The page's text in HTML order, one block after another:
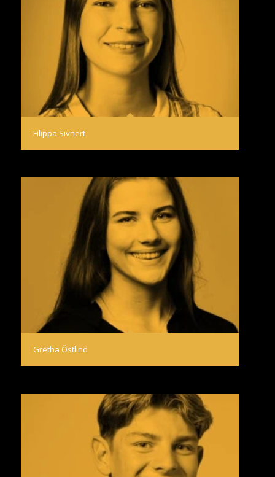
Filippa Sivnert
Gretha Östlind